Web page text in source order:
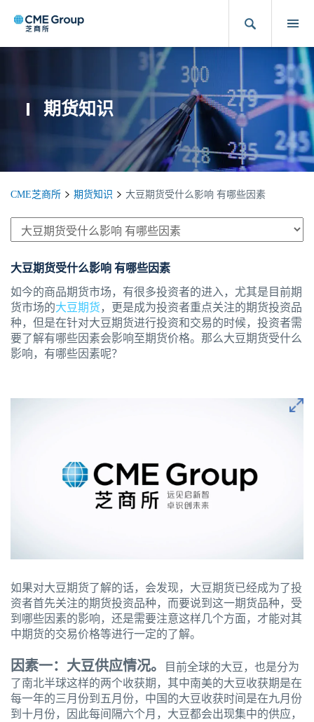
期货知识
CME芝商所 期货知识 大豆期货受什么影响 有哪些因素
大豆期货受什么影响 有哪些因素
如今的商品期货市场，有很多投资者的进入，尤其是目前期
货市场的大豆期货 ，更是成为投资者重点关注的期货投资品
种，但是在针对大豆期货进行投资和交易的时候，投资者需
要了解有哪些因素会影响至期货价格。那么大豆期货受什么
影响，有哪些因素呢？
如果对大豆期货了解的话，会发现，大豆期货已经成为了投
资者首先关注的期货投资品种，而要说到这一期货品种，受
到哪些因素的影响，还是需要注意这样几个方面，才能对其
中期货的交易价格等进行一定的了解。
因素一：大豆供应情况。
目前全球的大豆，也是分为
了南北半球这样的两个收获期，其中南美的大豆收获期是在
每一年的三月份到五月份，中国的大豆收获时间是在九月份
到十月份，因此每间隔六个月，大豆都会出现集中的供应，